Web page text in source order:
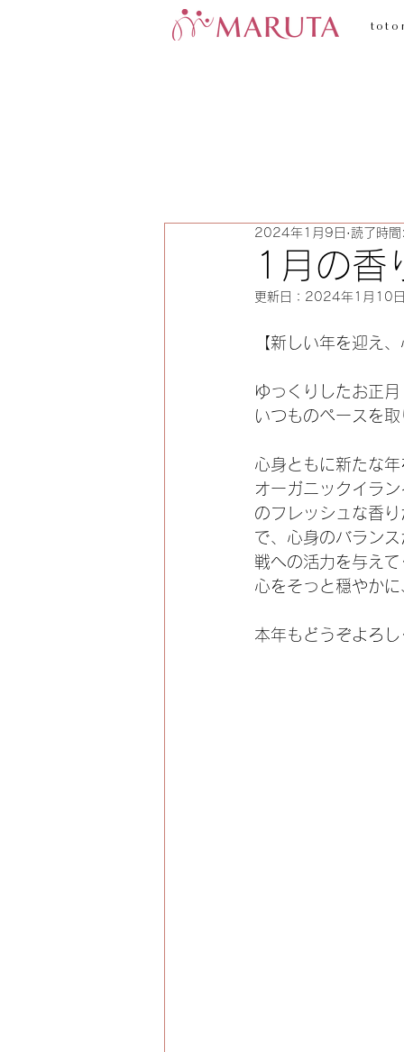
1月の香
2024年1月9日 読了時
更新日： 2024年1月10
【新しい年を迎え
ゆっくりしたお正
いつものペースを
心身ともに新たな
オーガニックイラ
のフレッシュな香
で、心身のバラン
戦への活力を与え
心をそっと穏やか
本年もどうぞよろ